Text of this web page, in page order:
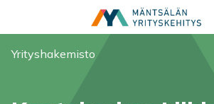
Olet tässä:
Yrityshakemisto